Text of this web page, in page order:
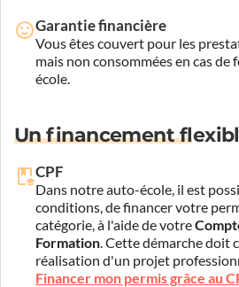
Garantie financière
Vous êtes couvert pour les
mais non consommées en cas
école.
Un financement
CPF
Dans notre auto-école, il est
conditions, de financer votre
catégorie, à l'aide de votre
Formation. Cette démarche doit
réalisation d'un projet
Financer mon permis grâce au